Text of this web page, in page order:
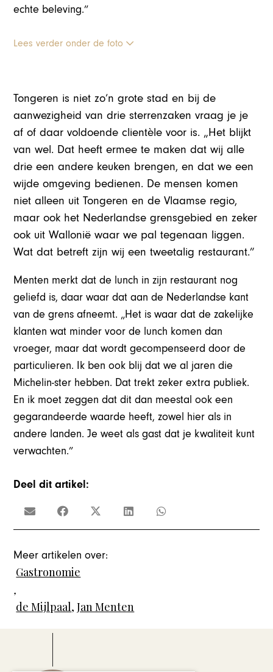
echte beleving.”
Lees verder onder de foto
Tongeren is niet zo’n grote stad en bij de
aanwezigheid van drie sterrenzaken vraag je je
af of daar voldoende clientèle voor is. „Het blijkt
van wel. Dat heeft ermee te maken dat wij alle
drie een andere keuken brengen, en dat we een
wijde omgeving bedienen. De mensen komen
niet alleen uit Tongeren en de Vlaamse regio,
maar ook het Nederlandse grensgebied en zeker
ook uit Wallonië waar we pal tegenaan liggen.
Wat dat betreft zijn wij een tweetalig restaurant.”
Menten merkt dat de lunch in zijn restaurant nog
geliefd is, daar waar dat aan de Nederlandse kant
van de grens afneemt. „Het is waar dat de zakelijke
klanten wat minder voor de lunch komen dan
vroeger, maar dat wordt gecompenseerd door de
particulieren. Ik ben ook blij dat we al jaren die
Michelin-ster hebben. Dat trekt zeker extra publiek.
En ik moet zeggen dat dit dan meestal ook een
gegarandeerde waarde heeft, zowel hier als in
andere landen. Je weet als gast dat je kwaliteit kunt
verwachten.”
Deel dit artikel:
Meer artikelen over:
Gastronomie
,
de Mijlpaal,Jan Menten